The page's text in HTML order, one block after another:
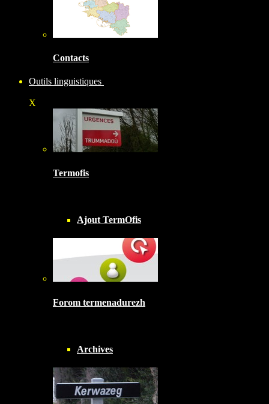
Contacts
Outils linguistiques
X
Termofis
Ajout TermOfis
Forom termenadurezh
Archives